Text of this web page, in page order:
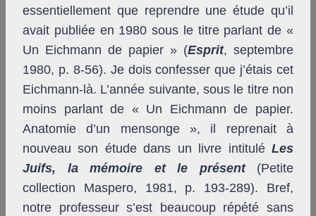
essentiellement que reprendre une étude qu’il
avait publiée en 1980 sous le titre parlant de «
Un Eichmann de papier » (Esprit, septembre
1980, p. 8-56). Je dois confesser que j’étais cet
Eichmann-là. L’année suivante, sous le titre non
moins parlant de « Un Eichmann de papier.
Anatomie d’un mensonge », il reprenait à
nouveau son étude dans un livre intitulé Les
Juifs, la mémoire et le présent(Petite
collection Maspero, 1981, p. 193-289). Bref,
notre professeur s’est beaucoup répété sans